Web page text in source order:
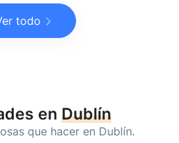
todo
en Dublín
que hacer en Dublín.